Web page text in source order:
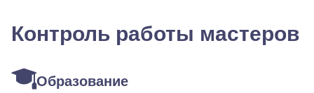
Контроль работы мастеров
Образование